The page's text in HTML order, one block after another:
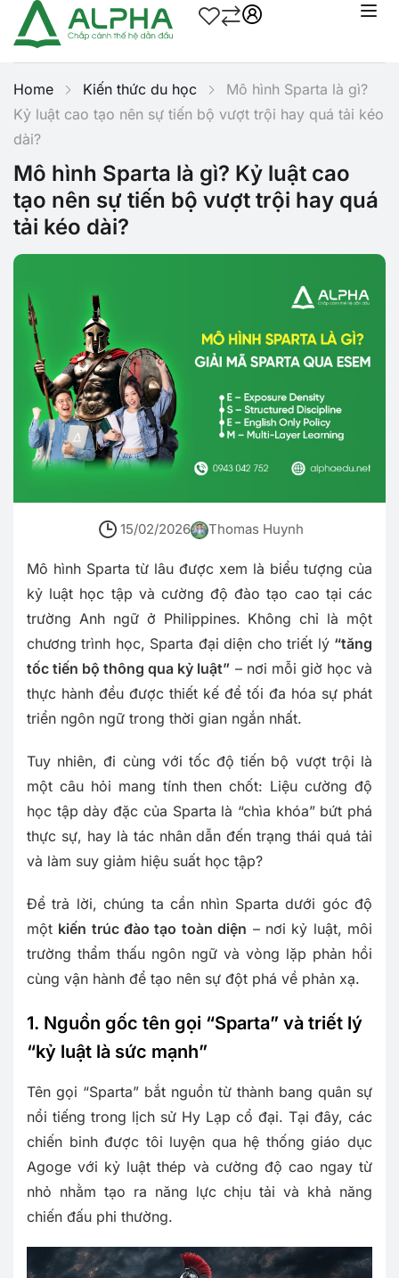
Home Kiến thức du học
Mô hình Sparta là gì?
Kỷ luật cao tạo nên sự tiến bộ vượt trội hay quá tải kéo
dài?
Mô hình Sparta là gì? Kỷ luật cao
tạo nên sự tiến bộ vượt trội hay quá
tải kéo dài?
15/02/2026 Thomas Huynh
Mô hình Sparta từ lâu được xem là biểu tượng của
kỷ luật học tập và cường độ đào tạo cao tại các
trường Anh ngữ ở Philippines. Không chỉ là một
chương trình học, Sparta đại diện cho triết lý “tăng
tốc tiến bộ thông qua kỷ luật” – nơi mỗi giờ học và
thực hành đều được thiết kế để tối đa hóa sự phát
triển ngôn ngữ trong thời gian ngắn nhất.
Tuy nhiên, đi cùng với tốc độ tiến bộ vượt trội là
một câu hỏi mang tính then chốt: Liệu cường độ
học tập dày đặc của Sparta là “chìa khóa” bứt phá
thực sự, hay là tác nhân dẫn đến trạng thái quá tải
và làm suy giảm hiệu suất học tập?
Để trả lời, chúng ta cần nhìn Sparta dưới góc độ
một kiến trúc đào tạo toàn diện – nơi kỷ luật, môi
trường thẩm thấu ngôn ngữ và vòng lặp phản hồi
cùng vận hành để tạo nên sự đột phá về phản xạ.
1. Nguồn gốc tên gọi “Sparta” và triết lý
“kỷ luật là sức mạnh”
Tên gọi “Sparta” bắt nguồn từ thành bang quân sự
nổi tiếng trong lịch sử Hy Lạp cổ đại. Tại đây, các
chiến binh được tôi luyện qua hệ thống giáo dục
Agoge với kỷ luật thép và cường độ cao ngay từ
nhỏ nhằm tạo ra năng lực chịu tải và khả năng
chiến đấu phi thường.